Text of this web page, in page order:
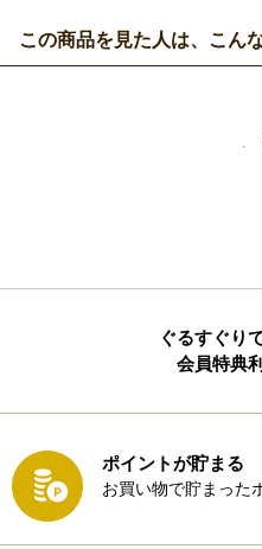
この商品を見た人は、こん
ぐるすぐり
会員特典
ポイントが貯まる
お買い物で貯まった